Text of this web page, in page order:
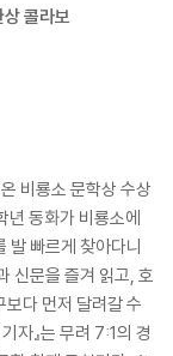
콜라보
비룡소 문학상 수상
년 동화가 비룡소에
발 빠르게 찾아다니
신문을 즐겨 읽고, 호
다 먼저 달려갈 수
자』는 무려 7:1의 경